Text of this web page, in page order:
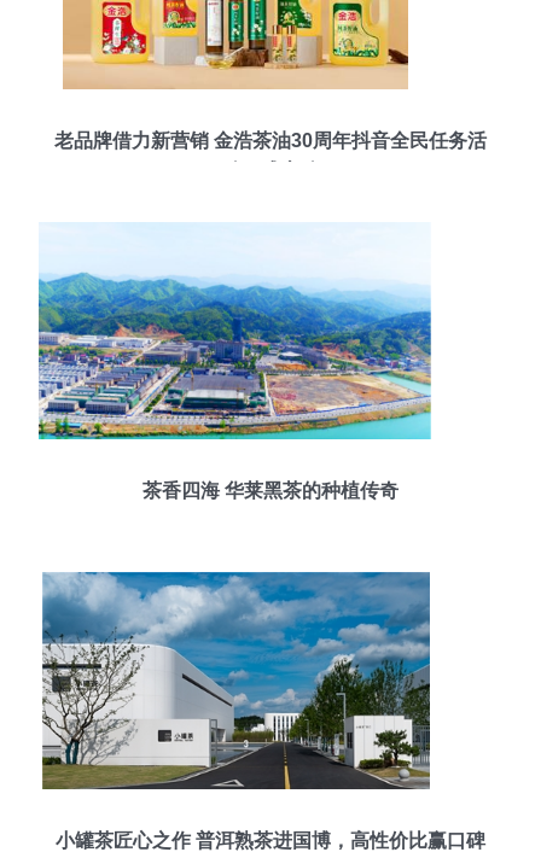
老品牌借力新营销 金浩茶油30周年抖音全民任务活
茶香四海 华莱黑茶的种植传奇
小罐茶匠心之作 普洱熟茶进国博，高性价比赢口碑